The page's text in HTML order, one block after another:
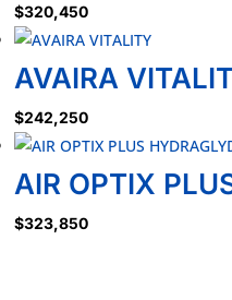
$320,450
AVAIRA
$242,250
AIR OPTIX
$323,850